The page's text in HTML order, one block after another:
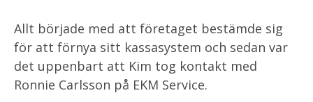
Allt började med att företaget bestämde sig
för att förnya sitt kassasystem och sedan var
det uppenbart att Kim tog kontakt med
Ronnie Carlsson på EKM Service.